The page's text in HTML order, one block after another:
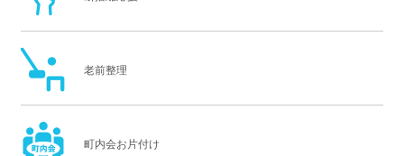
老前整理
町内会お片付け